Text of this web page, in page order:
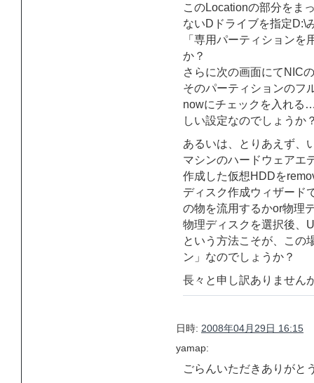
このLocationの部分をま
ないDドライブを指定D:\
「専用パーティション
か？
さらに次の画面にてNIC
そのパーティションのフ
nowにチェックを入れる
しい設定なのでしょうか
あるいは、とりあえず、
マシンのハードウェアエ
作成した仮想HDDを
ディスク作成ウィザード
の物を流用するかor物理
物理ディスクを選択後、
という方法こそが、この
ン」なのでしょうか？
長々と申し訳ありません
日時: 2008年04月29日 16:15
yamap:
ごらんいただきありがと